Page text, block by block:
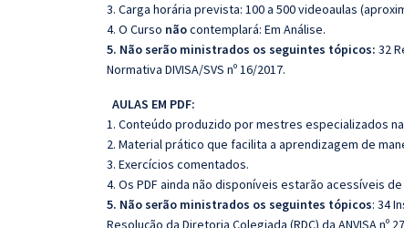
3. Carga horária prevista: 100 a 500 videoaulas
4. O Curso nãocontemplará: Em Análise.
5. Não serão ministrados os seguintes tópicos: 32
Normativa DIVISA/SVS nº 16/2017.
AULAS EM PDF:
1. Conteúdo produzido por mestres especializados
2. Material prático que facilita a aprendizagem de
3. Exercícios comentados.
4. Os PDF ainda não disponíveis estarão acessíveis
5. Não serão ministrados os seguintes tópicos: 34
Resolução da Diretoria Colegiada (RDC) da ANVISA nº